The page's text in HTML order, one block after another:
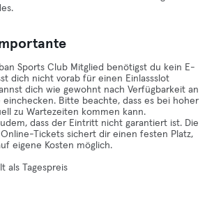
Sports Club Mitglied benötigst du kein E-
dich nicht vorab für einen Einlassslot
dich wie gewohnt nach Verfügbarkeit an
einchecken. Bitte beachte, dass es bei hoher
zu Wartezeiten kommen kann.
dass der Eintritt nicht garantiert ist. Die
Tickets sichert dir einen festen Platz,
eigene Kosten möglich.
als Tagespreis